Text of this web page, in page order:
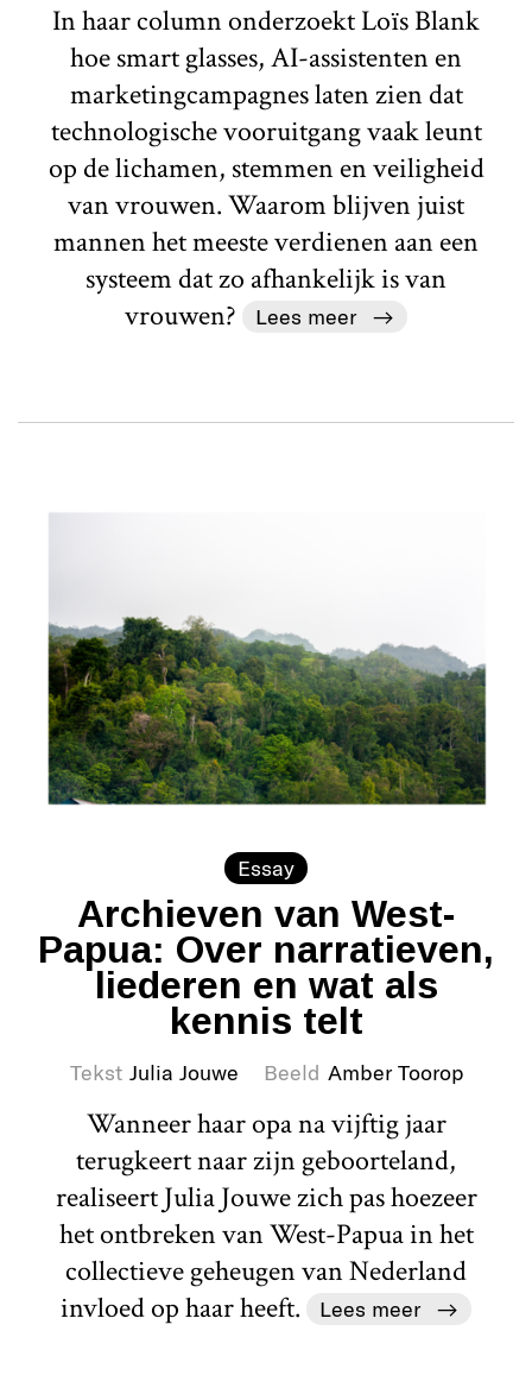
In haar column onderzoekt Loïs Blank
hoe smart glasses, AI-assistenten en
marketingcampagnes laten zien dat
technologische vooruitgang vaak leunt
op de lichamen, stemmen en veiligheid
van vrouwen. Waarom blijven juist
mannen het meeste verdienen aan een
systeem dat zo afhankelijk is van
vrouwen?
Lees meer
Essay
Archieven van West-
Papua: Over narratieven,
liederen en wat als
kennis telt
Tekst Julia Jouwe Beeld Amber Toorop
Wanneer haar opa na vijftig jaar
terugkeert naar zijn geboorteland,
realiseert Julia Jouwe zich pas hoezeer
het ontbreken van West-Papua in het
collectieve geheugen van Nederland
invloed op haar heeft.
Lees meer